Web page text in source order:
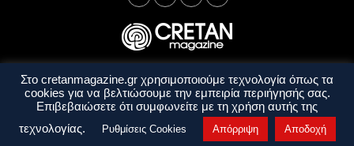
Ταυτότητα Πολιτική Απορρήτου
Όροι Χρήσης
Όροι και Προϋποθέσεις
Στο cretanmagazine.gr χρησιμοποιούμε τεχνολογία όπως τα
cookies για να βελτιώσουμε την εμπειρία περιήγησής σας.
Επιβεβαιώσετε ότι συμφωνείτε με τη χρήση αυτής της
τεχνολογίας.
Ρυθμίσεις Cookies Απόρριψη Αποδοχή